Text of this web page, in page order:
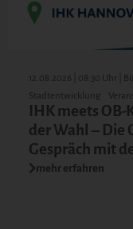
12.08.2026 | 08:30 Uhr |
Stadtentwicklung
IHK meets
der Wahl – Die
Gespräch mit
mehr erfahren